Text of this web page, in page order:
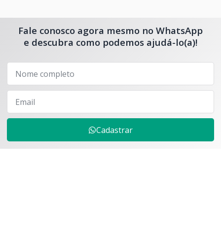
Fale conosco agora mesmo no WhatsApp
e descubra como podemos ajudá-lo(a)!
Cadastrar